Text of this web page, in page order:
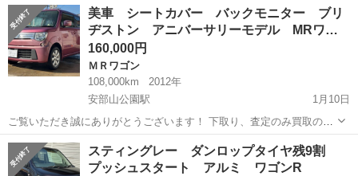
しております！ 是非他の車両もご覧ください♩ ✔︎自動車税、リサイク
ル料金等込み ✔︎ca...
福岡 北九州市 安部山公園駅
美車 シートカバー バックモニター ブリ
ヂストン アニバーサリーモデル MRワ…
160,000円
ＭＲワゴン
108,000km
2012年
安部山公園駅
1月10日
ご覧いただき誠にありがとうございます！ 下取り、査定のみ買取のみ
も大歓迎です♩ クレジット決済も対応しております！ 掲載は随時更新
しております！ 是非他の車両もご覧ください♩ ✔︎自動車税、リサイク
ル料金等込み ✔︎美車...
福岡 北九州市 安部山公園駅 ＭＲワゴン 車両
スティングレー ダンロップタイヤ残9割
プッシュスタート アルミ ワゴンR